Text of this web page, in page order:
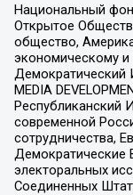
Национальный
Открытое
общество,
экономическому
Демократический
MEDIA
Республиканский
современной
сотрудничества,
электоральных
Соединенных